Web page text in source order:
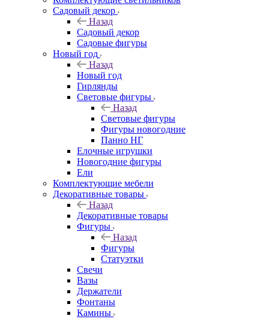
Садовый декор
Назад
Садовый декор
Садовые фигуры
Новый год
Назад
Новый год
Гирлянды
Световые фигуры
Назад
Световые фигуры
Фигуры новогодние
Панно НГ
Елочные игрушки
Новогодние фигуры
Ели
Комплектующие мебели
Декоративные товары
Назад
Декоративные товары
Фигуры
Назад
Фигуры
Статуэтки
Свечи
Вазы
Держатели
Фонтаны
Камины